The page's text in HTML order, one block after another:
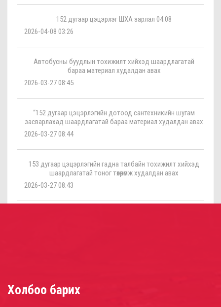
152 дугаар цэцэрлэг ШХА зарлал 04.08
2026-04-08 03:26
Автобусны буудлын тохижилт хийхэд шаардлагатай
бараа материал худалдан авах
2026-03-27 08:45
“152 дугаар цэцэрлэгийн дотоод сантехникийн шугам
засварлахад шаардлагатай бараа материал худалдан авах
2026-03-27 08:44
153 дугаар цэцэрлэгийн гадна талбайн тохижилт хийхэд
шаардлагатай тоног төхөөрөмж худалдан авах
2026-03-27 08:43
Холбоо барих